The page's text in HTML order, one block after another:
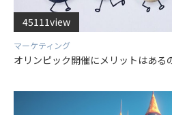
45111view
マーケティング
オリンピック開催にメリットはある